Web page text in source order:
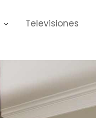
Televisiones